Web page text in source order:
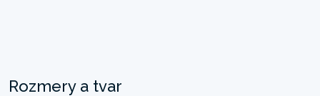
Rozmery a tvar